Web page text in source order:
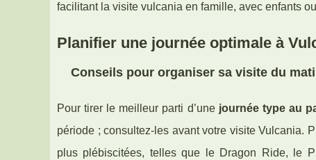
facilitant la visite vulcania en famille, avec enfants
Planifier une journée optimale à
Conseils pour organiser sa visite du
Pour tirer le meilleur parti d’une journée type au
période ; consultez-les avant votre visite Vulcania.
plus plébiscitées, telles que le Dragon Ride, le